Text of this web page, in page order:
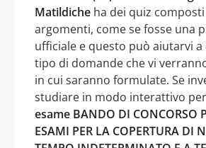
Matildiche ha dei quiz
argomenti, come se fosse una
ufficiale e questo può aiutarvi
tipo di domande che vi
in cui saranno formulate. Se
studiare in modo interattivo
esame BANDO DI CONCORSO
ESAMI PER LA COPERTURA DI